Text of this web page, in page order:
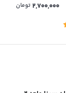
2,700,000 تومان